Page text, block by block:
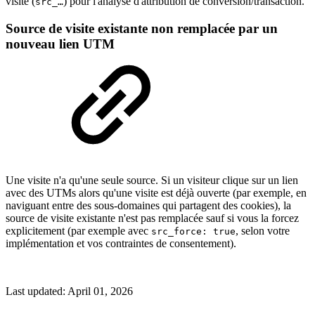
Source de visite existante non remplacée par un
nouveau lien UTM
Une visite n'a qu'une seule source. Si un visiteur clique sur un lien
avec des UTMs alors qu'une visite est déjà ouverte (par exemple, en
naviguant entre des sous-domaines qui partagent des cookies), la
source de visite existante n'est pas remplacée sauf si vous la forcez
explicitement (par exemple avec src_force: true, selon votre
implémentation et vos contraintes de consentement).
Last updated: April 01, 2026